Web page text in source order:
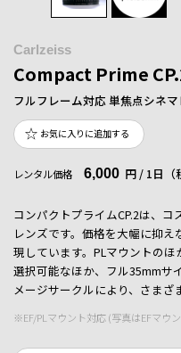
Carlzeiss
Compact Prime
フルフレーム対応 単焦点シネ
お気に入りに追加する
レンタル価格 6,000 円 / 1日（
コンパクトプライムCP.2は、
レンズです。価格を大幅に抑
現しています。PLマウントの
選択可能なほか、フル35mmサ
メージサークルにより、さまざ
※EF/PLマウント対応 (写真はEFマウ